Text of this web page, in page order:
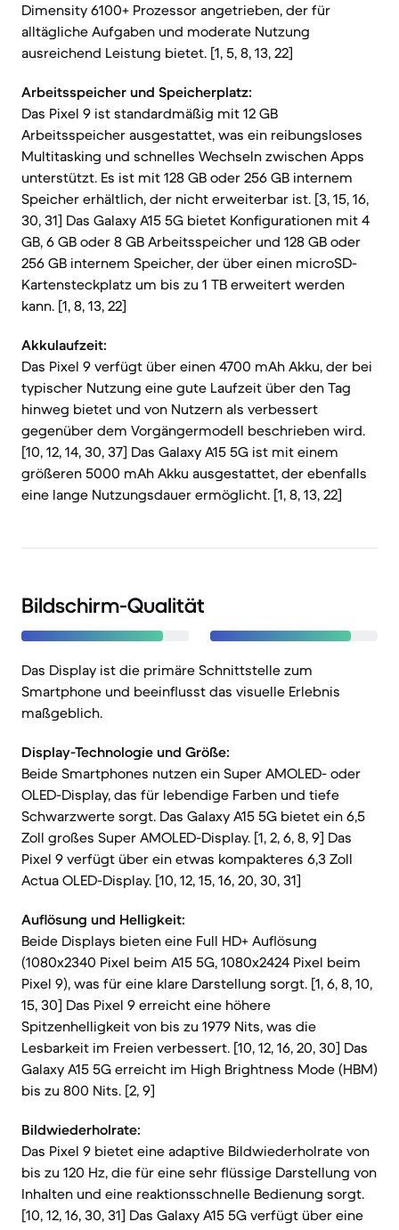
Dimensity 6100+ Prozessor angetrieben, der für
alltägliche Aufgaben und moderate Nutzung
ausreichend Leistung bietet. [1, 5, 8, 13, 22]
Arbeitsspeicher und Speicherplatz:
Das Pixel 9 ist standardmäßig mit 12 GB
Arbeitsspeicher ausgestattet, was ein reibungsloses
Multitasking und schnelles Wechseln zwischen Apps
unterstützt. Es ist mit 128 GB oder 256 GB internem
Speicher erhältlich, der nicht erweiterbar ist. [3, 15, 16,
30, 31] Das Galaxy A15 5G bietet Konfigurationen mit 4
GB, 6 GB oder 8 GB Arbeitsspeicher und 128 GB oder
256 GB internem Speicher, der über einen microSD-
Kartensteckplatz um bis zu 1 TB erweitert werden
kann. [1, 8, 13, 22]
Akkulaufzeit:
Das Pixel 9 verfügt über einen 4700 mAh Akku, der bei
typischer Nutzung eine gute Laufzeit über den Tag
hinweg bietet und von Nutzern als verbessert
gegenüber dem Vorgängermodell beschrieben wird.
[10, 12, 14, 30, 37] Das Galaxy A15 5G ist mit einem
größeren 5000 mAh Akku ausgestattet, der ebenfalls
eine lange Nutzungsdauer ermöglicht. [1, 8, 13, 22]
Bildschirm-Qualität
Das Display ist die primäre Schnittstelle zum
Smartphone und beeinflusst das visuelle Erlebnis
maßgeblich.
Display-Technologie und Größe:
Beide Smartphones nutzen ein Super AMOLED- oder
OLED-Display, das für lebendige Farben und tiefe
Schwarzwerte sorgt. Das Galaxy A15 5G bietet ein 6,5
Zoll großes Super AMOLED-Display. [1, 2, 6, 8, 9] Das
Pixel 9 verfügt über ein etwas kompakteres 6,3 Zoll
Actua OLED-Display. [10, 12, 15, 16, 20, 30, 31]
Auflösung und Helligkeit:
Beide Displays bieten eine Full HD+ Auflösung
(1080x2340 Pixel beim A15 5G, 1080x2424 Pixel beim
Pixel 9), was für eine klare Darstellung sorgt. [1, 6, 8, 10,
15, 30] Das Pixel 9 erreicht eine höhere
Spitzenhelligkeit von bis zu 1979 Nits, was die
Lesbarkeit im Freien verbessert. [10, 12, 16, 20, 30] Das
Galaxy A15 5G erreicht im High Brightness Mode (HBM)
bis zu 800 Nits. [2, 9]
Bildwiederholrate:
Das Pixel 9 bietet eine adaptive Bildwiederholrate von
bis zu 120 Hz, die für eine sehr flüssige Darstellung von
Inhalten und eine reaktionsschnelle Bedienung sorgt.
[10, 12, 16, 30, 31] Das Galaxy A15 5G verfügt über eine